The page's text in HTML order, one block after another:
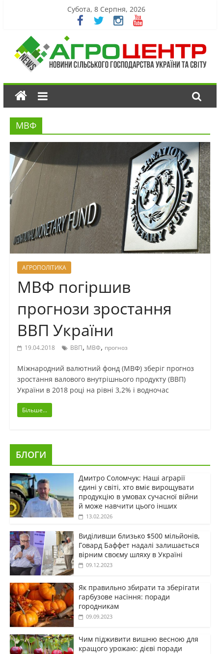
Субота, 8 Серпня, 2026
МВФ
АГРОПОЛІТИКА
МВФ погіршив
прогнози зростання
ВВП України
19.04.2018 ВВП, МВФ, прогноз
Міжнародний валютний фонд (МВФ) зберіг прогноз
зростання валового внутрішнього продукту (ВВП)
України в 2018 році на рівні 3,2% і водночас
Більше...
БЛОГИ
Дмитро Соломчук: Наші аграрії
єдині у світі, хто вміє вирощувати
продукцію в умовах сучасної війни
й може навчити цього інших
13.02.2026
Виділивши близько $500 мільйонів,
Говард Баффет надалі залишається
вірним своєму шляху в Україні
09.12.2023
Як правильно збирати та зберігати
гарбузове насіння: поради
городникам
09.09.2023
Чим підживити вишню весною для
кращого урожаю: дієві поради